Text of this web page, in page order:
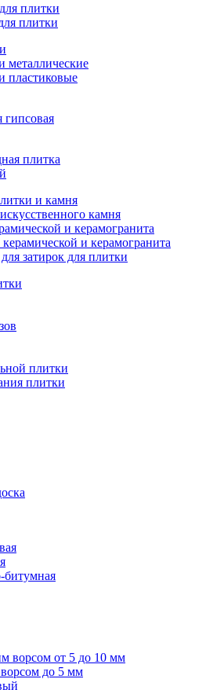
плитки
плитки
металлические
пластиковые
гипсовая
плитка
и камня
камня
и керамогранита
и керамогранита
затирок для плитки
плитки
плитки
битумная
ворсом от 5 до 10 мм
до 5 мм